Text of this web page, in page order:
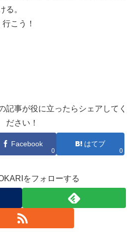
る。
こう！
記事が役に立ったらシェアしてく
ださい！
Facebook
0
はてブ
0
をフォローする